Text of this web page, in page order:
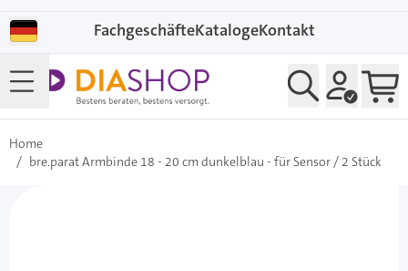
FachgeschäfteKatalogeKontakt
Home
/ bre.parat Armbinde 18 - 20 cm dunkelblau - für Sensor / 2 Stück